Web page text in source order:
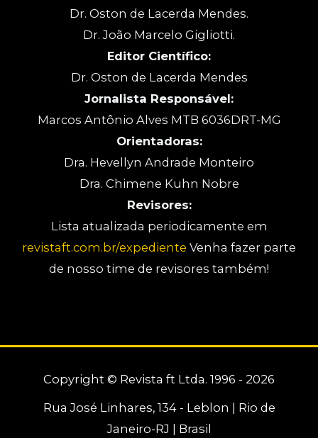
Dr. Oston de Lacerda Mendes.
Dr. João Marcelo Gigliotti.
Editor Científico:
Dr. Oston de Lacerda Mendes
Jornalista Responsável:
Marcos Antônio Alves MTB 6036DRT-MG
Orientadoras:
Dra. Hevellyn Andrade Monteiro
Dra. Chimene Kuhn Nobre
Revisores:
Lista atualizada periodicamente em
revistaft.com.br/expediente Venha fazer parte
de nosso time de revisores também!
Copyright © Revista ft Ltda. 1996 - 2026
Rua José Linhares, 134 - Leblon | Rio de
Janeiro-RJ | Brasil